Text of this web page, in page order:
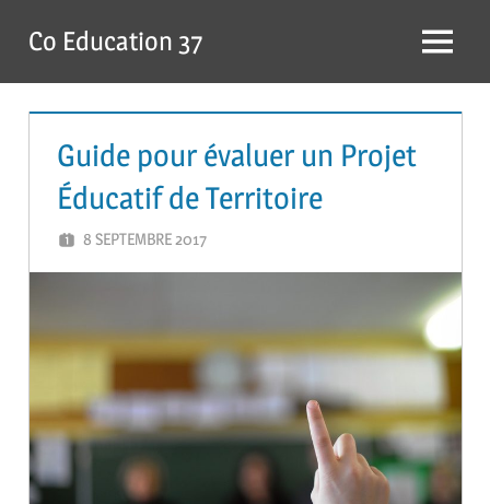
content
Co Education 37 Menu
Guide pour évaluer un Projet
Éducatif de Territoire
8 SEPTEMBRE 2017